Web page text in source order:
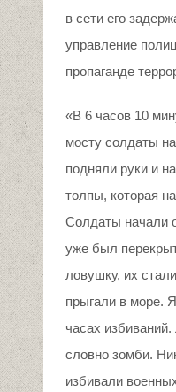
в сети его
управление
пропаганде
«В 6 часов 10
мосту солдаты
подняли руки и
толпы, которая
Солдаты начали
уже был
ловушку, их
прыгали в море.
часах
словно зомби.
избивали